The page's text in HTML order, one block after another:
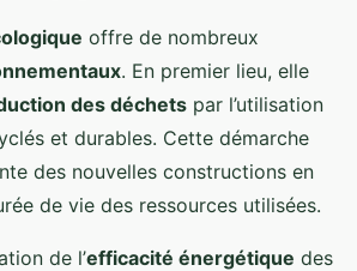
offre de nombreux
. En premier lieu, elle
des déchets par l’utilisation
et durables. Cette démarche
des nouvelles constructions en
de vie des ressources utilisées.
de l’efficacité énergétique des